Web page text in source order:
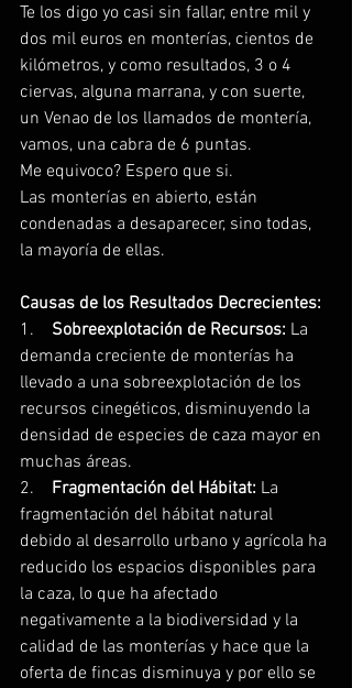
Te los digo yo casi sin fallar, entre mil y
dos mil euros en monterías, cientos de
kilómetros, y como resultados, 3 o 4
ciervas, alguna marrana, y con suerte,
un Venao de los llamados de montería,
vamos, una cabra de 6 puntas.
Me equivoco? Espero que si.
Las monterías en abierto, están
condenadas a desaparecer, sino todas,
la mayoría de ellas.
Causas de los Resultados Decrecientes:
1. Sobreexplotación de Recursos: La
demanda creciente de monterías ha
llevado a una sobreexplotación de los
recursos cinegéticos, disminuyendo la
densidad de especies de caza mayor en
muchas áreas.
2. Fragmentación del Hábitat: La
fragmentación del hábitat natural
debido al desarrollo urbano y agrícola ha
reducido los espacios disponibles para
la caza, lo que ha afectado
negativamente a la biodiversidad y la
calidad de las monterías y hace que la
oferta de fincas disminuya y por ello se